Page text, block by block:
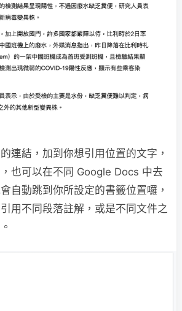
連結，加到你想引用位置的文字，
也可以在不同 Google Docs 中去
自動跳到你所設定的書籤位置囉，
用不同段落註解，或是不同文件之